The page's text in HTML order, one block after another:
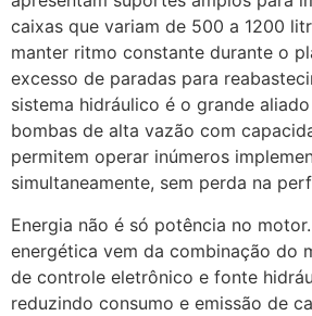
caixas que variam de 500 a 1200
manter ritmo constante durante o
excesso de paradas para
sistema hidráulico é o grande
bombas de alta vazão com
permitem operar inúmeros
simultaneamente, sem perda na
Energia não é só potência no
energética vem da combinação do
de controle eletrônico e fonte
reduzindo consumo e emissão de